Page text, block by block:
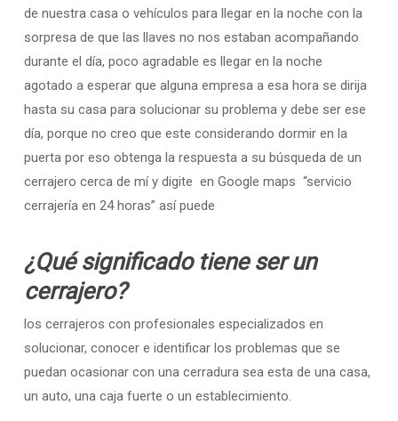
de nuestra casa o vehículos para llegar en la noche con la
sorpresa de que las llaves no nos estaban acompañando
durante el día, poco agradable es llegar en la noche
agotado a esperar que alguna empresa a esa hora se dirija
hasta su casa para solucionar su problema y debe ser ese
día, porque no creo que este considerando dormir en la
puerta por eso obtenga la respuesta a su búsqueda de un
cerrajero cerca de mí y digite en Google maps “servicio
cerrajería en 24 horas” así puede
¿Qué significado tiene ser un
cerrajero?
los cerrajeros con profesionales especializados en
solucionar, conocer e identificar los problemas que se
puedan ocasionar con una cerradura sea esta de una casa,
un auto, una caja fuerte o un establecimiento.